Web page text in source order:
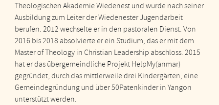
Theologischen Akademie Wiedenest und wurde nach seiner
Ausbildung zum Leiter der Wiedenester Jugendarbeit
berufen. 2012 wechselte er in den pastoralen Dienst. Von
2016 bis 2018 absolvierte er ein Studium, das er mit dem
Master of Theology in Christian Leadership abschloss. 2015
hat er das übergemeindliche Projekt HelpMy(anmar)
gegründet, durch das mittlerweile drei Kindergärten, eine
Gemeindegründung und über 50Patenkinder in Yangon
unterstützt werden.